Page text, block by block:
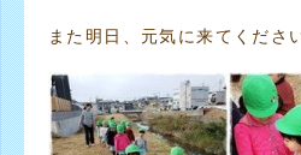
また明日、元気に来てくださ